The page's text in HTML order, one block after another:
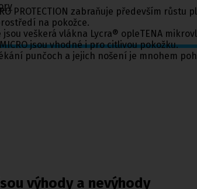
PROTECTION zabraňuje především
na pokožce.
veškerá vlákna Lycra® opleTENA
jsou vhodné i pro citlivou pokožku.
punčoch a jejich nošení je mnohem